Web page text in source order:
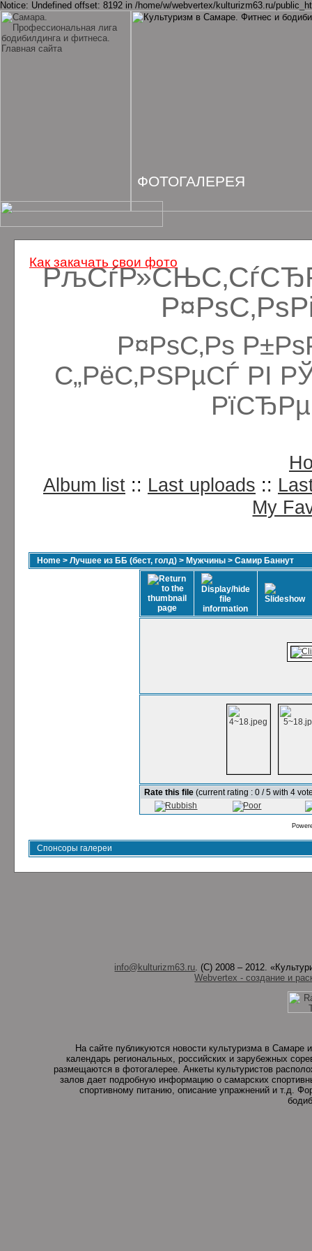
Notice: Undefined offset: 8192 in /home/w/webvertex/kulturizm63.ru/
Р¤РѕС‚Рѕ
С„РёС‚РЅРµСЃ РІ
Album list :: Last uploads ::
My
Home > Лучшее из ББ (бест, голд) > Мужчины > Самир Баннут
Rate this file (current rating : 0 / 5 with 4
Спонсоры галереи
info@kulturizm63.ru. (C) 2008 – 2012.
Webvertex - создание и
На сайте публикуются новости культуризма в
календарь региональных, российских и зарубежных
размещаются в фотогалерее. Анкеты культуристов
залов дает подробную информацию о самарских
спортивному питанию, описание упражнений и т.д.
ФОТОГАЛЕРЕЯ
Как закачать свои фото